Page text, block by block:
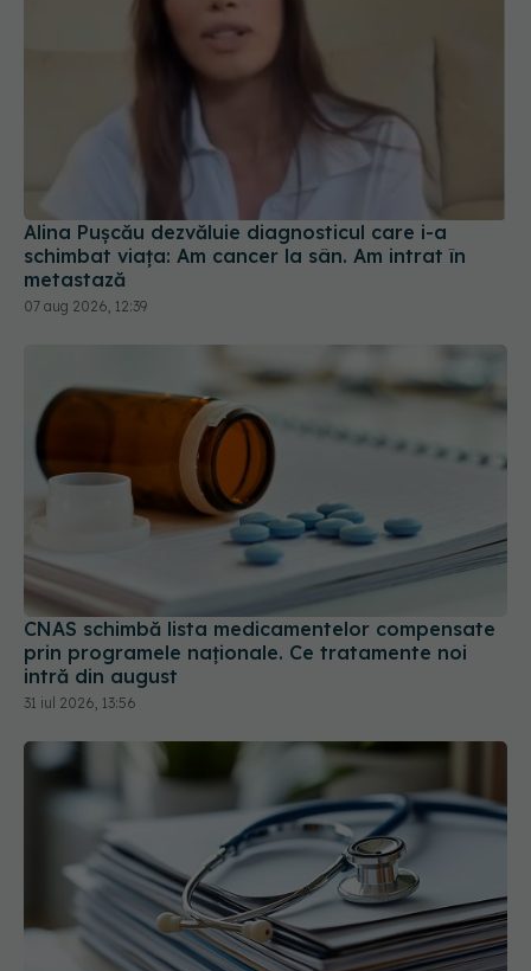
Alina Pușcău dezvăluie diagnosticul care i-a
schimbat viața: Am cancer la sân. Am intrat în
metastază
07 aug 2026, 12:39
CNAS schimbă lista medicamentelor compensate
prin programele naționale. Ce tratamente noi
intră din august
31 iul 2026, 13:56